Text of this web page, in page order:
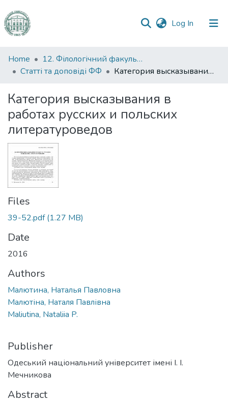
Log In (current)
Communities
&
All of DSpace
Statistics
Home
12. Філологічний факультет
Статті та доповіді ФФ
Категория высказывания в работах русских и польских литературоведов
Категория высказывания в
работах русских и польских
литературоведов
Files
39-52.pdf(1.27 MB)
Date
2016
Authors
Малютина, Наталья Павловна
Малютіна, Наталя Павлівна
Maliutina, Nataliia P.
Publisher
Одеський національний університет імені І. І.
Мечникова
Abstract